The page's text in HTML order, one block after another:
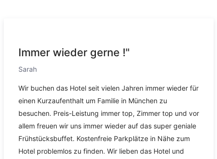
Immer wieder gerne !"
Sarah
Wir buchen das Hotel seit vielen Jahren immer wieder für
einen Kurzaufenthalt um Familie in München zu
besuchen. Preis-Leistung immer top, Zimmer top und vor
allem freuen wir uns immer wieder auf das super geniale
Frühstücksbuffet. Kostenfreie Parkplätze in Nähe zum
Hotel problemlos zu finden. Wir lieben das Hotel und